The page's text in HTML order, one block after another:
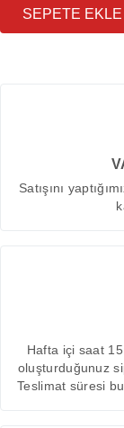
Satışını
Hafta içi saat
oluşturduğunuz
Teslimat süresi